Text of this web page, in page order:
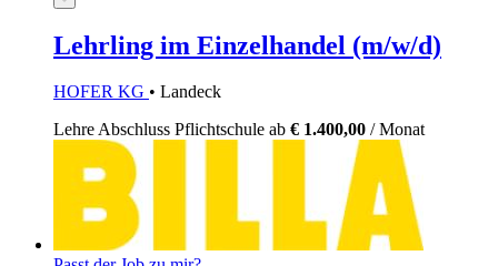
Lehrling im Einzelhandel (m/w/d)
HOFER KG • Landeck
LehreAbschluss Pflichtschule ab € 1.400,00 / Monat